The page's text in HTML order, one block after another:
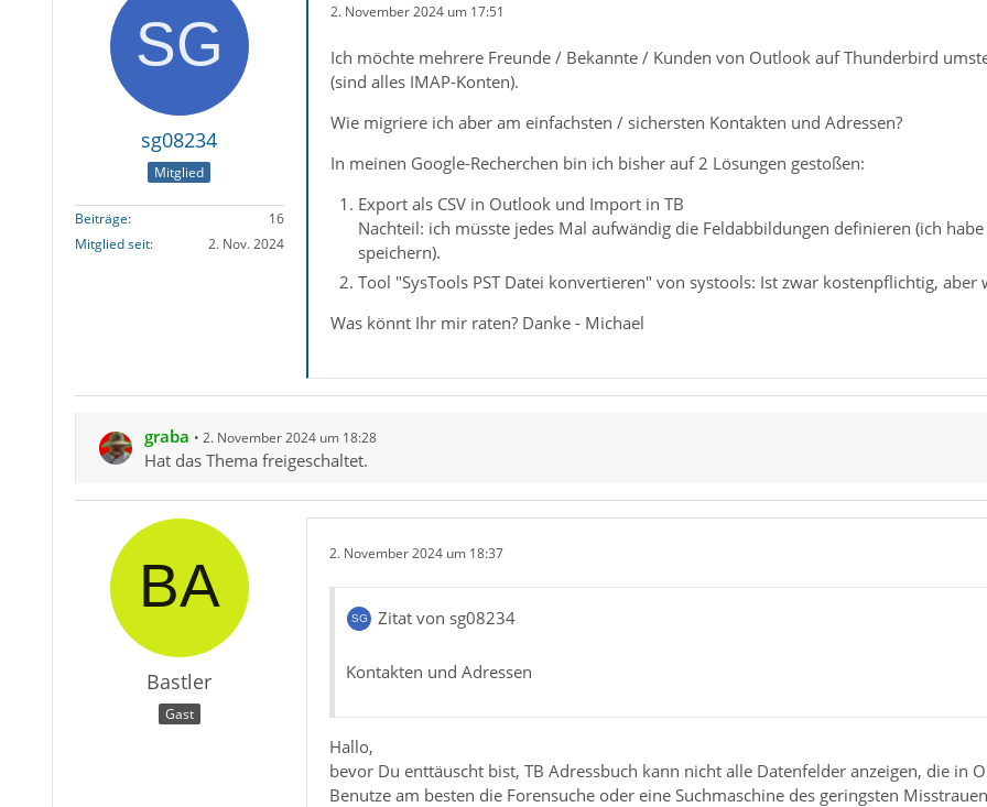
sg08234
Mitglied
Beiträge
16
Mitglied seit
2. Nov. 2024
2. November 2024 um 17:51
Ich möchte mehrere Freunde / Bekannte / Kunden von Outlook auf Thunderbird
(sind alles IMAP-Konten).
Wie migriere ich aber am einfachsten / sichersten Kontakten und Adressen?
In meinen Google-Recherchen bin ich bisher auf 2 Lösungen gestoßen:
Export als CSV in Outlook und Import in TB
Nachteil: ich müsste jedes Mal aufwändig die Feldabbildungen definieren (ich
speichern).
Tool "SysTools PST Datei konvertieren" von systools: Ist zwar kostenpflichtig,
Was könnt Ihr mir raten? Danke - Michael
graba 2. November 2024 um 18:28
Hat das Thema freigeschaltet.
Bastler
Gast
2. November 2024 um 18:37
Zitat von sg08234
Kontakten und Adressen
Hallo,
bevor Du enttäuscht bist, TB Adressbuch kann nicht alle Datenfelder anzeigen, die in
Benutze am besten die Forensuche oder eine Suchmaschine des geringsten